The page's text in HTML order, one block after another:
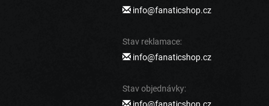
info@fanaticshop.cz
Stav reklamace:
info@fanaticshop.cz
Stav objednávky:
info@fanaticshop.cz